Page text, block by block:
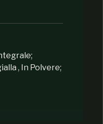
, In Polvere;